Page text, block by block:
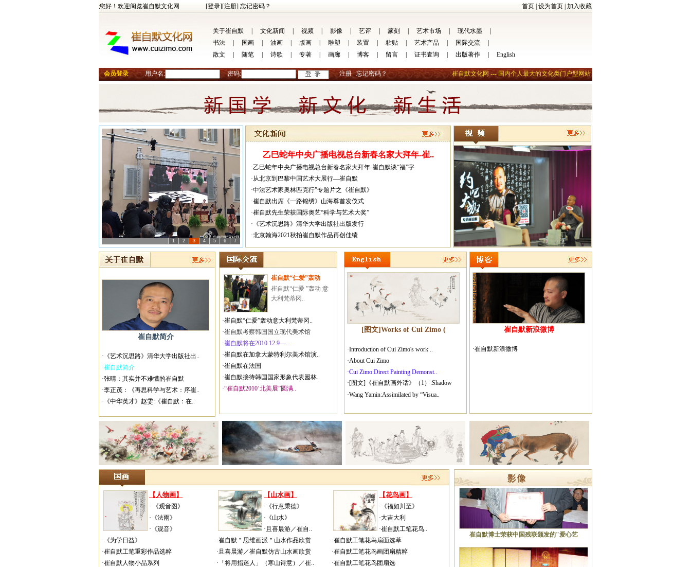
您好！欢迎阅览崔自默文化网 [登录][注册] 忘记密码？ 首页 设为首页 加入收藏
关于崔自默 文化新闻 视频 影像 艺评 篆刻 艺术市场 现代水墨
书法
国画 油画 版画 雕塑 装置 粘贴 艺术产品 国际交流
散文
随笔 诗歌 专著 画廊 博客 留言 证书査询 出版著作 English
会员登录 用户名: 密码: 注册 忘记密码？ 崔自默文化网 --- 国内个人最大的文化类门户型网站
1 2 3 4 5 6 7
乙巳蛇年中央广播电视总台新春名家大拜年-崔..
·乙巳蛇年中央广播电视总台新春名家大拜年-崔自默谈“福”字
·从北京到巴黎中国艺术大展行—崔自默
·中法艺术家奥林匹克行”专题片之《崔自默》
·崔自默出席《一路锦绣》山海尊首发仪式
·崔自默先生荣获国际奥艺“科学与艺术大奖”
·《艺术沉思路》清华大学出版社出版发行
·北京翰海2021秋拍崔自默作品再创佳绩
崔自默简介
·《艺术沉思路》清华大学出版社出..
·崔自默简介
·张晴：其实并不难懂的崔自默
·李正茂：《再思科学与艺术：序崔..
·《中华英才》赵雯:《崔自默：在..
崔自默“仁爱”轰动
崔自默“仁爱 ”轰动 意
大利梵蒂冈..
·崔自默“仁爱”轰动意大利梵蒂冈..
·崔自默考察韩国国立现代美术馆
·崔自默将在2010.12.9—..
·崔自默在加拿大蒙特利尔美术馆演..
·崔自默在法国
·崔自默接待韩国国家形象代表园林..
·“崔自默2010’北美展”圆满..
[图文]Works of Cui Zimo (
·Introduction of Cui Zimo's work ..
·About Cui Zimo
·Cui Zimo:Direct Painting Demonst..
·[图文]《崔自默画外话》（1）:Shadow
·Wang Yamin:Assimilated by “Visua..
崔自默新浪微博
·崔自默新浪微博
【人物画】
· 《观音图》
·《法雨》
·《观音》
·《为学日益》
·崔自默工笔重彩作品选粹
·崔自默人物小品系列
【山水画】
·《行意秉德》
·《山水》
·且喜晨游／崔自..
·崔自默＂思维画派＂山水作品欣赏
·且喜晨游／崔自默仿古山水画欣赏
·「将用指迷人」（寒山诗意）／崔..
【花鸟画】
·《福如川至》
·大吉大利
·崔自默工笔花鸟..
·崔自默工笔花鸟扇面选萃
·崔自默工笔花鸟画团扇精粹
·崔自默工笔花鸟团扇选
自默影记/2008.5.5/崔自默在
我请文怀沙翁为少林寺释永信大师书对联
文怀沙翁吟诗/崔自默摄影
崔自默博士荣获中国残联颁发的"爱心艺